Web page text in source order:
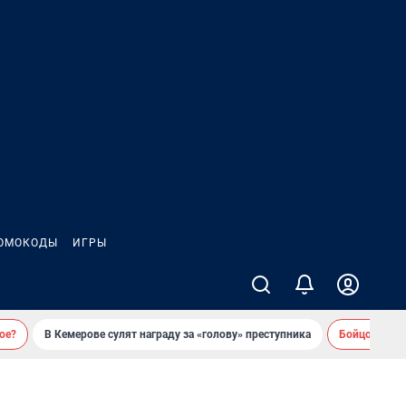
ИГРЫ
В Кемерове сулят награду за «голову» преступника Бойцовский